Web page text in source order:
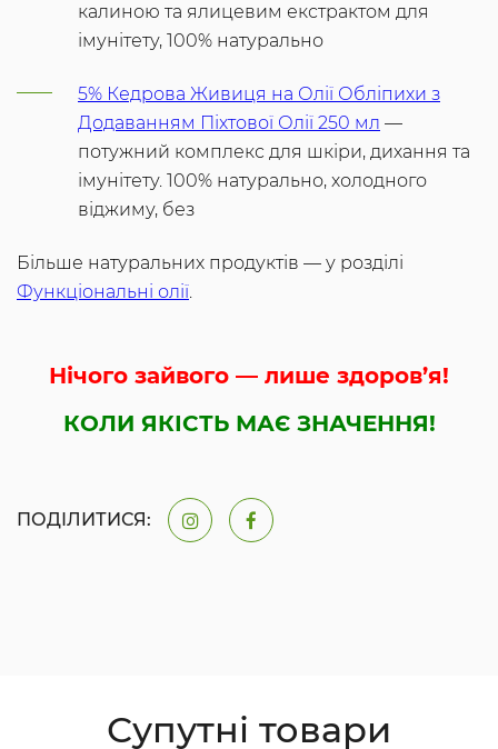
калиною та ялицевим екстрактом для
імунітету, 100% натурально
5% Кедрова Живиця на Олії Обліпихи з
Додаванням Піхтової Олії 250 мл —
потужний комплекс для шкіри, дихання та
імунітету. 100% натурально, холодного
віджиму, без
Більше натуральних продуктів — у розділі
Функціональні олії.
Нічого зайвого — лише здоров’я!
КОЛИ ЯКІСТЬ МАЄ ЗНАЧЕННЯ!
ПОДІЛИТИСЯ:
Супутні товари